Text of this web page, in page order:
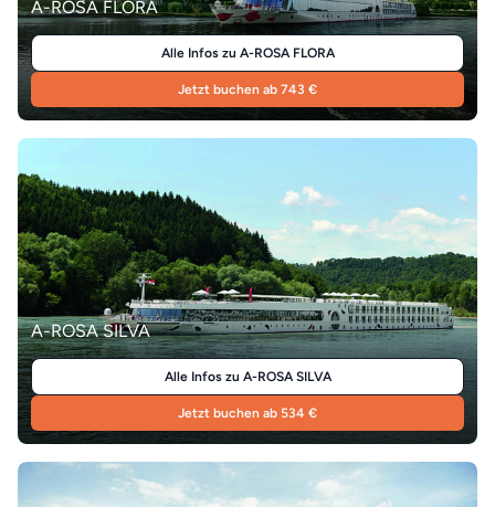
A-ROSA FLORA
Alle Infos zu A-ROSA FLORA
Jetzt buchen ab 743 €
A-ROSA SILVA
Alle Infos zu A-ROSA SILVA
Jetzt buchen ab 534 €